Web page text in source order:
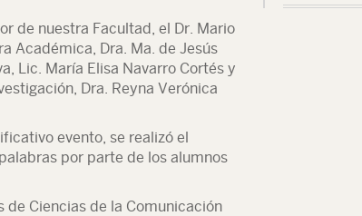
de nuestra Facultad, el Dr. Mario
Académica, Dra. Ma. de Jesús
Lic. María Elisa Navarro Cortés y
Dra. Reyna Verónica
evento, se realizó el
por parte de los alumnos
de Ciencias de la Comunicación